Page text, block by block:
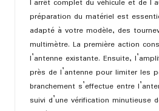
l’arrêt complet du véhicule et de
préparation du matériel est
adapté à votre modèle, des
multimètre. La première action
l’antenne existante. Ensuite,
près de l’antenne pour limiter les
branchement s’effectue entre
suivi d’une vérification minutieuse